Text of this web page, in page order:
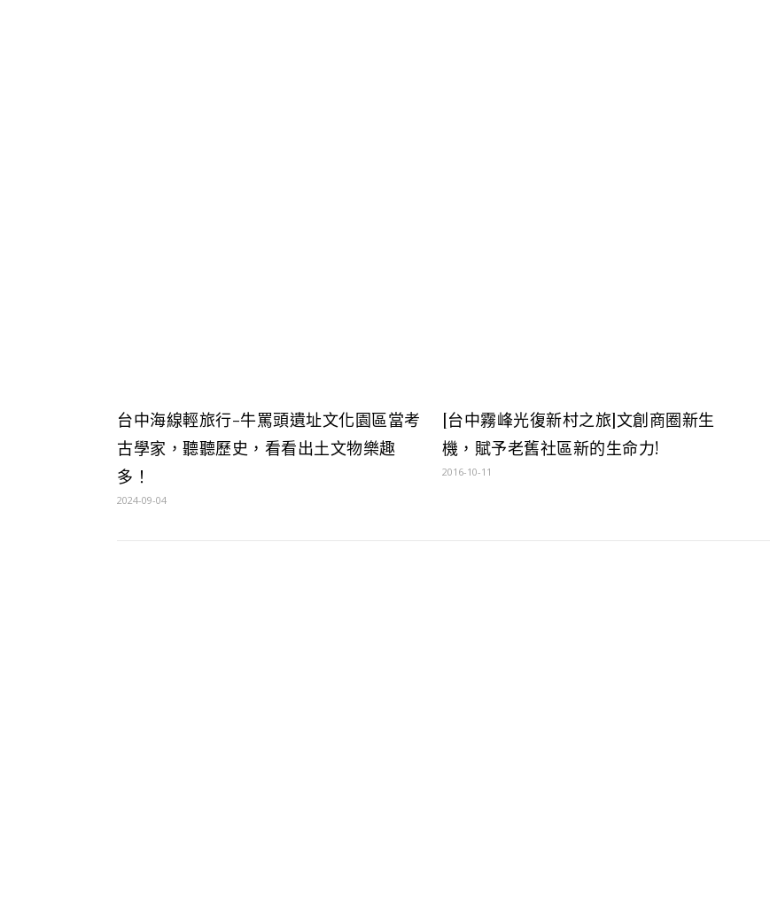
台中海線輕旅行-牛罵頭遺址文化園區當考
古學家，聽聽歷史，看看出土文物樂趣
多！
2024-09-04
[台中霧峰光復新村之旅]文創商圈新生
機，賦予老舊社區新的生命力!
2016-10-11